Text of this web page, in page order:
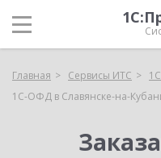
Главная Сервисы ИТС
1С-ОФД в Славянске-на-